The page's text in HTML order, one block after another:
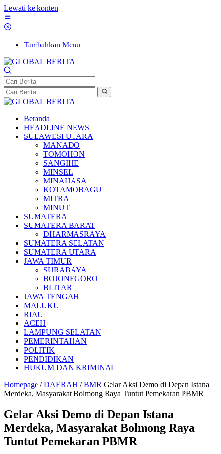
Lewati ke konten
Tambahkan Menu
Beranda
HEADLINE NEWS
SULAWESI UTARA
MANADO
TOMOHON
SANGIHE
MINSEL
MINAHASA
KOTAMOBAGU
MITRA
MINUT
SUMATERA
SUMATERA BARAT
DHARMASRAYA
SUMATERA SELATAN
SUMATERA UTARA
JAWA TIMUR
SURABAYA
BOJONEGORO
BLITAR
JAWA TENGAH
MALUKU
RIAU
ACEH
LAMPUNG SELATAN
PEMERINTAHAN
POLITIK
PENDIDIKAN
HUKUM DAN KRIMINAL
Homepage / DAERAH / BMR Gelar Aksi Demo di Depan Istana
Merdeka, Masyarakat Bolmong Raya Tuntut Pemekaran PBMR
Gelar Aksi Demo di Depan Istana
Merdeka, Masyarakat Bolmong Raya
Tuntut Pemekaran PBMR